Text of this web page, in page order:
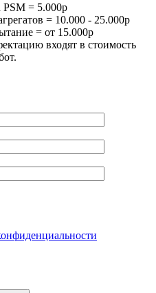
= 5.000р
= 10.000 - 25.000р
= от 15.000р
входят в стоимость